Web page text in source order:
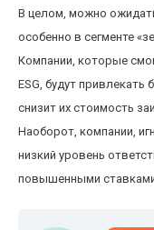
В целом, можно
особенно в сегменте
Компании, которые
ESG, будут привлекать
снизит их стоимость
Наоборот, компании,
низкий уровень
повышенными